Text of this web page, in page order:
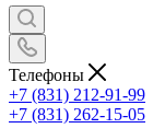
Телефоны
+7 (831) 212-91-99
+7 (831) 262-15-05